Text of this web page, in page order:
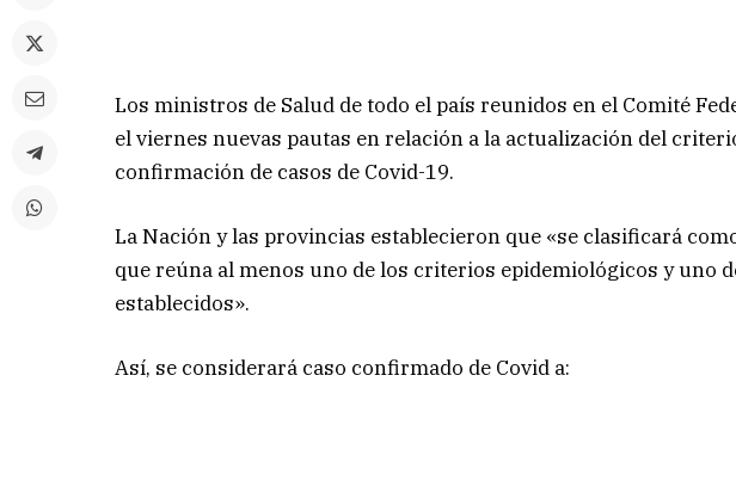
Los ministros de Salud de todo el país reunidos en el Comité
el viernes nuevas pautas en relación a la actualización del
confirmación de casos de Covid-19.
La Nación y las provincias establecieron que «se clasificará
que reúna al menos uno de los criterios epidemiológicos y uno
establecidos».
Así, se considerará caso confirmado de Covid a: